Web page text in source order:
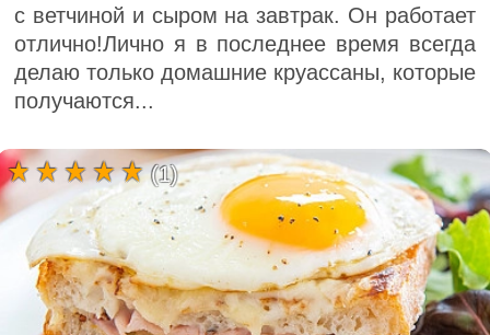
с ветчиной и сыром на завтрак. Он работает
отлично!Лично я в последнее время всегда
делаю только домашние круассаны, которые
получаются...
(1)